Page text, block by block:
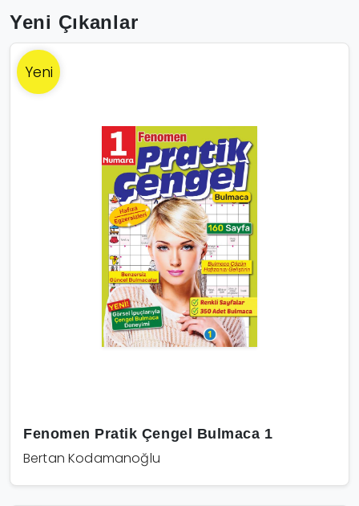
Yeni Çıkanlar
Yeni
Fenomen Pratik Çengel Bulmaca 1
Bertan Kodamanoğlu